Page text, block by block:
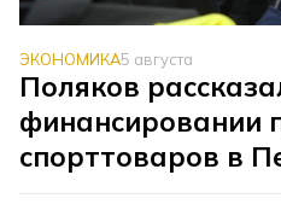
ЭКОНОМИКА5 августа
Поляков
финансировании
спорттоваров в